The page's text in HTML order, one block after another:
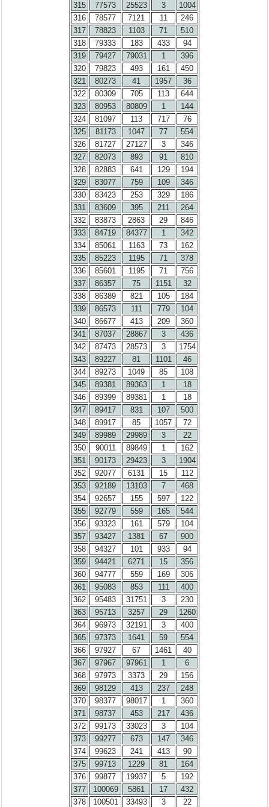
315 77573 25523 3
1004
316
78577 7121 11
246
317
78823 1103 71
510
318
79333 183 433
94
319
79427 79031 1
396
320
79823 493 161
450
321
80273 41 1957
36
322
80309 705 113
644
323
80953 80809 1
144
324
81097 113 717
76
325
81173 1047 77
554
326
81727 27127 3
346
327
82073 893 91
810
328
82883 641 129
194
329
83077 759 109
346
330
83423 253 329
186
331
83609 395 211
264
332
83873 2863 29
846
333
84719 84377 1
342
334
85061 1163 73
162
335
85223 1195 71
378
336
85601 1195 71
756
337
86357 75 1151
32
338
86389 821 105
184
339
86573 111 779
104
340
86677 413 209
360
341
87037 28867 3
436
342
87473 28573 3
1754
343
89227 81 1101
46
344
89273 1049 85
108
345
89381 89363 1
18
346
89399 89381 1
18
347
89417 831 107
500
348
89917 85 1057
72
349
89989 29989 3
22
350
90011 89849 1
162
351
90173 29423 3
1904
352
92077 6131 15
112
353
92189 13103 7
468
354
92657 155 597
122
355
92779 559 165
544
356
93323 161 579
104
357
93427 1381 67
900
358
94327 101 933
94
359
94421 6271 15
356
360
94777 559 169
306
361
95083 853 111
400
362
95483 31751 3
230
363
95713 3257 29
1260
364
96973 32191 3
400
365
97373 1641 59
554
366
97927 67 1461
40
367
97967 97961 1
6
368
97973 3373 29
156
369
98129 413 237
248
370
98377 98017 1
360
371
98737 453 217
436
372
99173 33023 3
104
373
99277 673 147
346
374
99623 241 413
90
375
99713 1229 81
164
376
99877 19937 5
192
377
100069 5861 17
432
378
100501 33493 3
22